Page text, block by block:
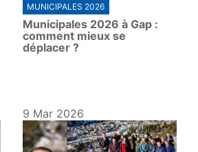
a
y
MUNICIPALES 2026
Municipales 2026 à Gap :
comment mieux se
déplacer ?
9 Mar 2026